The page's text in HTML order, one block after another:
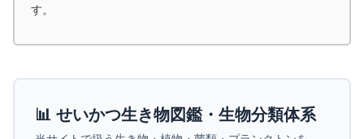
す。
📊 せいかつ生き物図鑑・生物分類体系